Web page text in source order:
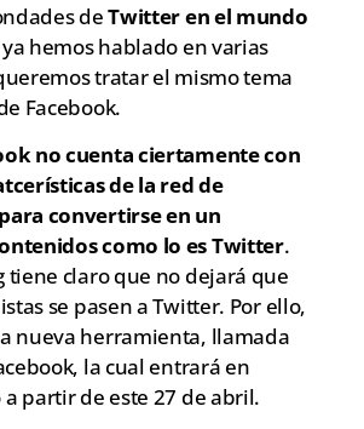
deTwitter en el mundo
ya hemos hablado en varias
tratar el mismo tema
Facebook.
no cuenta ciertamente con
de la red de
convertirse en un
como lo es Twitter.
tiene claro que no dejará que
se pasen a Twitter. Por ello,
nueva herramienta, llamada
la cual entrará en
partir de este 27 de abril.